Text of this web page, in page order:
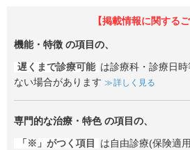
【掲載情報に関するご
機能・特徴 の項目の、
遅くまで診療可能 は診療科・診療日
ない場合があります
詳しく見る
専門的な治療・特色の項目の、
「※」がつく項目
は自由診療(保険適